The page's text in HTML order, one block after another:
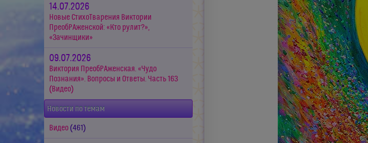
14.07.2026
Новые СтихоТварения Виктории
ПреобРАженской: «Кто рулит?»,
«Зачинщики»
09.07.2026
Виктория ПреобРАженская. «Чудо
Познания». Вопросы и Ответы. Часть 163
(Видео)
Новости по темам
Видео (461)